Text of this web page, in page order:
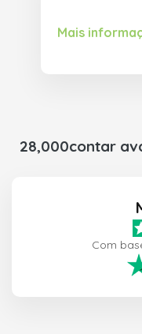
Mais
28,000contar
Com